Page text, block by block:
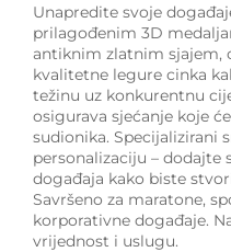
Unapredite svoje
prilagođenim 3D
antiknim zlatnim sjajem,
kvalitetne legure cinka
težinu uz konkurentnu
osigurava sjećanje koje
sudionika. Specijalizirani
personalizaciju –
događaja kako biste
Savršeno za maratone,
korporativne događaje.
vrijednost i uslugu.